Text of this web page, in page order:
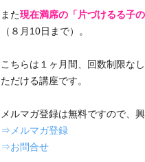
また現在満席の「片づけるる子
（８月10日まで）。
こちらは１ヶ月間、回数制限な
ただける講座です。
メルマガ登録は無料ですので、
⇒メルマガ登録
⇒お問合せ